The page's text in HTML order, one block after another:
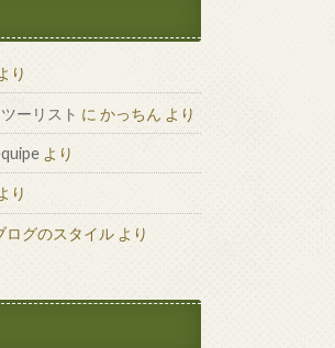
り
ーリスト に かっちん より
より
り
ログのスタイル より